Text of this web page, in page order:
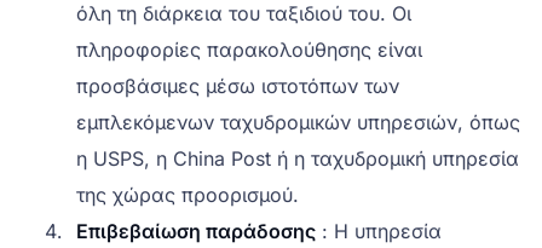
όλη τη διάρκεια του ταξιδιού του. Οι
πληροφορίες παρακολούθησης είναι
προσβάσιμες μέσω ιστοτόπων των
εμπλεκόμενων ταχυδρομικών υπηρεσιών, όπως
η USPS, η China Post ή η ταχυδρομική υπηρεσία
της χώρας προορισμού.
Επιβεβαίωση παράδοσης : Η υπηρεσία